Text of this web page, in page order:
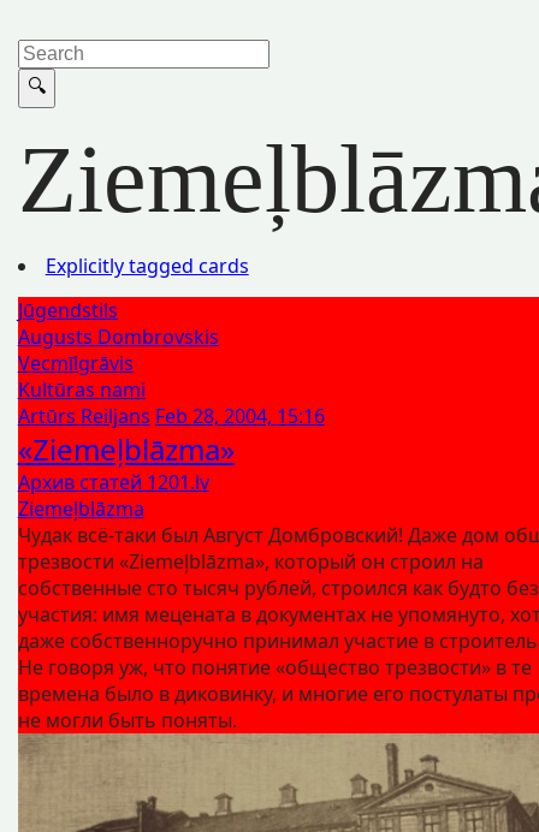
Explicitly tagged cards
Jūgendstils
Augusts Dombrovskis
Vecmīlgrāvis
Kultūras nami
Artūrs Reiljans Feb 28, 2004, 15:16
«Ziemeļblāzma»
Архив статей 1201.lv
Ziemeļblāzma
Чудак всё-таки был Август Домбровский! Даже дом
трезвости «Ziemeļblāzma», который он строил на
собственные сто тысяч рублей, строился как будто
участия: имя мецената в документах не упомянуто,
даже собственноручно принимал участие в
Не говоря уж, что понятие «общество трезвости» в те
времена было в диковинку, и многие его постулаты
не могли быть поняты.